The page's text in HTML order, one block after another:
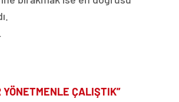
YÖNETMENLE ÇALIŞTIK”